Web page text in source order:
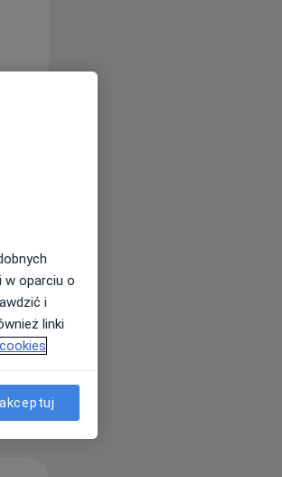
w oparciu o
i
linki